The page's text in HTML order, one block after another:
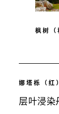
枫树（
娜塔栎（红）
层叶浸染